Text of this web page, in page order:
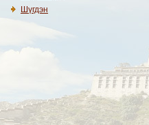
Шүгдэн